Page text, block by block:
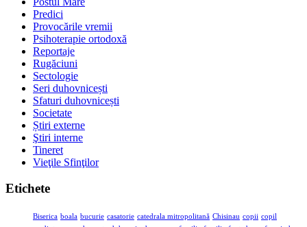
Predici
Provocările vremii
Psihoterapie ortodoxă
Reportaje
Rugăciuni
Sectologie
Seri duhovnicești
Sfaturi duhovnicești
Societate
Știri externe
Ştiri interne
Tineret
Vieţile Sfinţilor
Etichete
Biserica boala bucurie casatorie catedrala mitropolitană Chisinau copii copil